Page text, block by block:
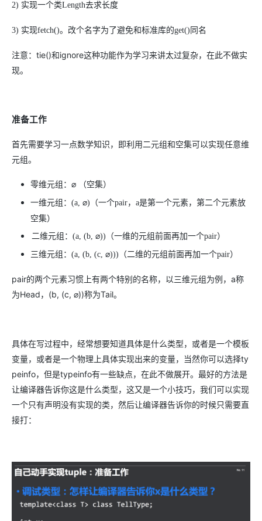
2) 实现一个类Length去求长度
3) 实现fetch()。改个名字为了避免和标准库的get()同名
注意：tie()和ignore这种功能作为学习来讲太过复杂，在此不做实
现。
准备工作
首先需要学习一点数学知识，即利用二元组和空集可以实现任意维
元组。
零维元组： ⌀ （空集）
一维元组： (a, ⌀) （一个pair， a是第一个元素，第二个元素放
空集）
二维元组： (a, (b, ⌀)) （一维的元组前面再加一个pair）
三维元组： (a, (b, (c, ⌀))) （二维的元组前面再加一个pair）
pair的两个元素习惯上有两个特别的名称，以三维元组为例，a称
为Head，(b, (c, ⌀))称为Tail。
具体在写过程中，经常想要知道具体是什么类型，或者是一个模板
变量，或者是一个物理上具体实现出来的变量，当然你可以选择ty
peinfo，但是typeinfo有一些缺点，在此不做展开。最好的方法是
让编译器告诉你这是什么类型，这又是一个小技巧，我们可以实现
一个只有声明没有实现的类，然后让编译器告诉你的时候只需要直
接打：